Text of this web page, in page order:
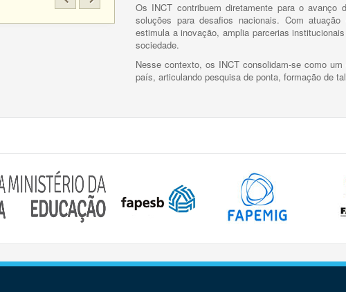
Os INCT contribuem diretamente para o
soluções para desafios nacionais. Com
estimula a inovação, amplia parcerias
sociedade.
Nesse contexto, os INCT consolidam-se como
país, articulando pesquisa de ponta, formação de